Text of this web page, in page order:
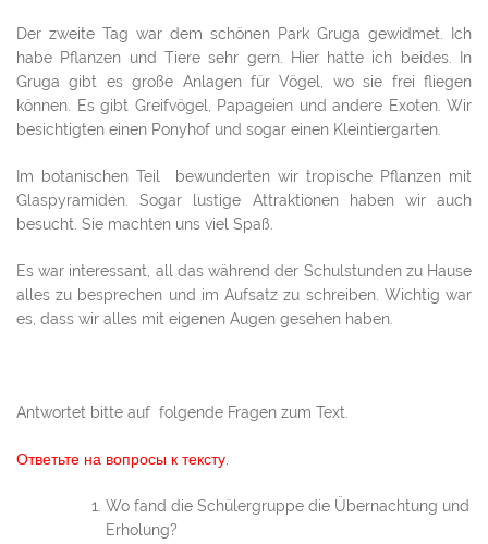
Der zweite Tag war dem schönen Park Gruga gewidmet. Ich
habe Pflanzen und Tiere sehr gern. Hier hatte ich beides. In
Gruga gibt es große Anlagen für Vögel, wo sie frei fliegen
können. Es gibt Greifvögel, Papageien und andere Exoten. Wir
besichtigten einen Ponyhof und sogar einen Kleintiergarten.
Im botanischen Teil bewunderten wir tropische Pflanzen mit
Glaspyramiden. Sogar lustige Attraktionen haben wir auch
besucht. Sie machten uns viel Spaß.
Es war interessant, all das während der Schulstunden zu Hause
alles zu besprechen und im Aufsatz zu schreiben. Wichtig war
es, dass wir alles mit eigenen Augen gesehen haben.
Antwortet bitte auf folgende Fragen zum Text.
Ответьте на вопросы к тексту.
Wo fand die Schülergruppe die Übernachtung und
Erholung?